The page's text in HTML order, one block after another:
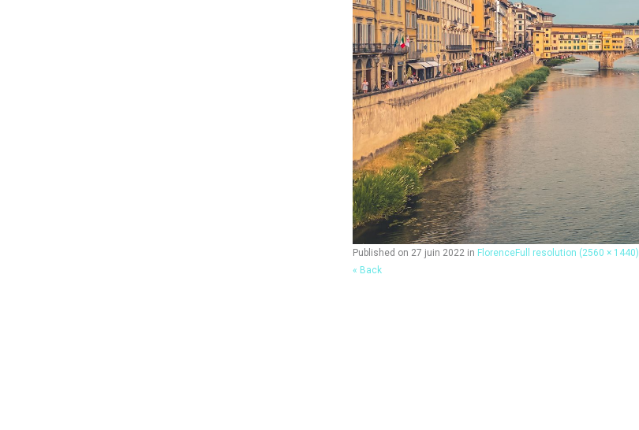
Published on 27 juin 2022 in FlorenceFull resolution (2560 × 1440)
« Back